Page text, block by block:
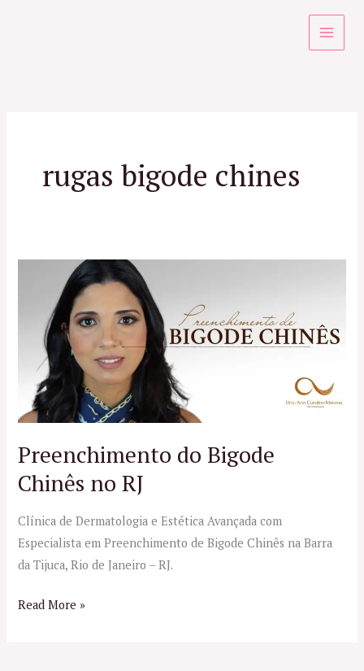
rugas bigode chines
Preenchimento do Bigode
Chinês no RJ
Clínica de Dermatologia e Estética Avançada com
Especialista em Preenchimento de Bigode Chinês na Barra
da Tijuca, Rio de Janeiro – RJ.
Preenchimento
Bigode
Chinês
Read More »